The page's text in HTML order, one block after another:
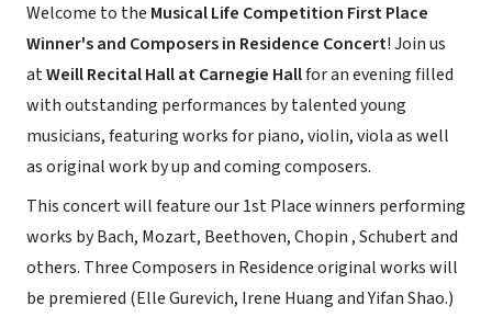
Welcome to the Musical Life Competition First Place
Winner's and Composers in Residence Concert! Join us
atWeill Recital Hall at Carnegie Hallfor an evening filled
with outstanding performances by talented young
musicians, featuring works for piano, violin, viola as well
as original work by up and coming composers.
This concert will feature our 1st Place winners performing
works by Bach, Mozart, Beethoven, Chopin , Schubert and
others. Three Composers in Residence original works will
be premiered (Elle Gurevich, Irene Huang and Yifan Shao.)